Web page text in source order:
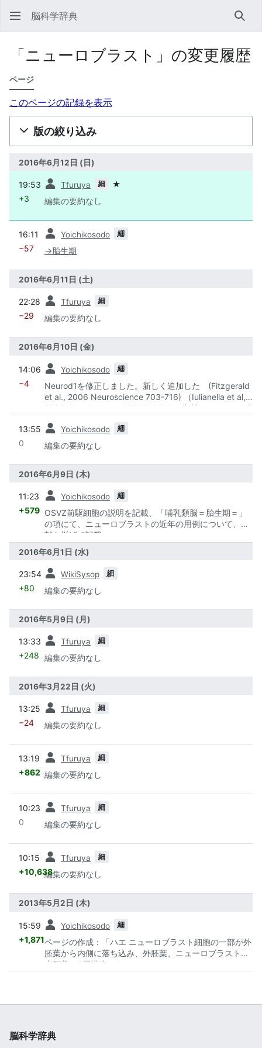
脳科学辞典 検索
「ニューロブラスト」の変更履歴
ページ
このページの記録を表示
版の絞り込み
2016年6月12日 (日)
19:53 Tfuruya 細
+3 編集の要約なし
★
16:11 Yoichikosodo 細
−57 →胎生期
2016年6月11日 (土)
22:28 Tfuruya 細
−29 編集の要約なし
2016年6月10日 (金)
14:06 Yoichikosodo 細
−4
Neurod1を修正しました。新しく追加した (Fitzgerald
et al., 2006 Neuroscience 703-716) （Iulianella et al,
2008, Development 135, 729-741）文献について、ref
13:55 Yoichikosodo 細
0 編集の要約なし
2016年6月9日 (木)
11:23 Yoichikosodo 細
+579 OSVZ前駆細胞の説明を記載、「哺乳類脳＝胎生期＝」
の項にて、ニューロブラストの近年の用例について、文
献を挙げて記載。
2016年6月1日 (水)
23:54 WikiSysop 細
+80 編集の要約なし
2016年5月9日 (月)
13:33 Tfuruya 細
+248 編集の要約なし
2016年3月22日 (火)
13:25 Tfuruya 細
−24 編集の要約なし
13:19 Tfuruya 細
+862 編集の要約なし
10:23 Tfuruya 細
0 編集の要約なし
10:15 Tfuruya 細
+10,638編集の要約なし
2013年5月2日 (木)
15:59 Yoichikosodo 細
+1,871ページの作成：「ハエ ニューロブラスト細胞の一部が外
胚葉から内側に落ち込み、外胚葉、ニューロブラスト、
中胚葉の3層構造になる。 ショ...」
脳科学辞典